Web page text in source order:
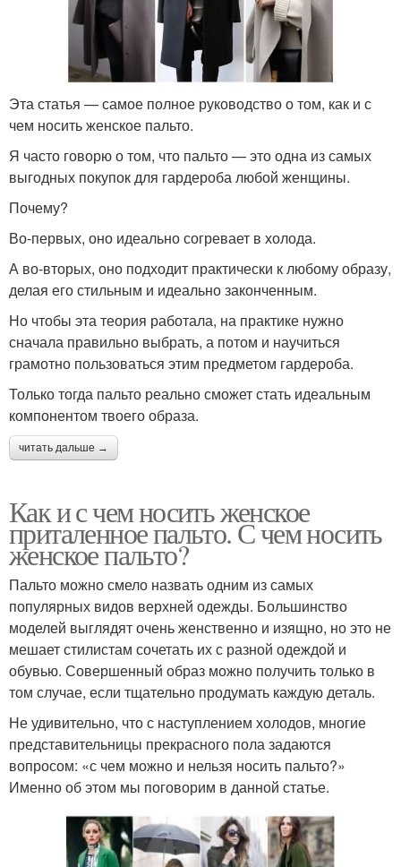
Эта статья — самое полное руководство о том, как и с
чем носить женское пальто.
Я часто говорю о том, что пальто — это одна из самых
выгодных покупок для гардероба любой женщины.
Почему?
Во-первых, оно идеально согревает в холода.
А во-вторых, оно подходит практически к любому образу,
делая его стильным и идеально законченным.
Но чтобы эта теория работала, на практике нужно
сначала правильно выбрать, а потом и научиться
грамотно пользоваться этим предметом гардероба.
Только тогда пальто реально сможет стать идеальным
компонентом твоего образа.
читать дальше →
Как и с чем носить женское
приталенное пальто. С чем носить
женское пальто?
Пальто можно смело назвать одним из самых
популярных видов верхней одежды. Большинство
моделей выглядят очень женственно и изящно, но это не
мешает стилистам сочетать их с разной одеждой и
обувью. Совершенный образ можно получить только в
том случае, если тщательно продумать каждую деталь.
Не удивительно, что с наступлением холодов, многие
представительницы прекрасного пола задаются
вопросом: «с чем можно и нельзя носить пальто?»
Именно об этом мы поговорим в данной статье.